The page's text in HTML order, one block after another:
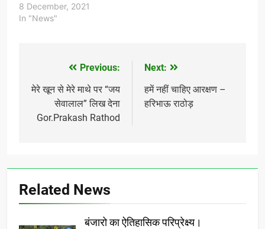
8 December, 2021
In "News"
navigation
Previous:
मेरे खून से मेरे माथे पर “जय
सेवालाल” लिख देना
Gor.Prakash Rathod
Next:
हमें नहीं चाहिए आरक्षण –
हरिभाऊ राठोड़
Related News
बंजारो का ऐतिहासिक परिप्रेक्ष्य।